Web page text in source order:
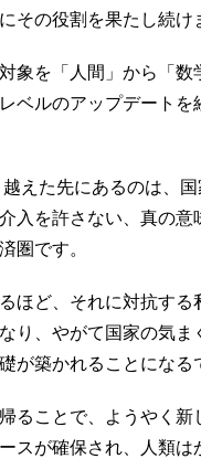
その役割を果たし続け
象を「人間」から「数
ベルのアップデートを
えた先にあるのは、
入を許さない、真の意
圏です。
ほど、それに対抗する
り、やがて国家の気ま
が築かれることになる
ることで、ようやく新
スが確保され、人類は